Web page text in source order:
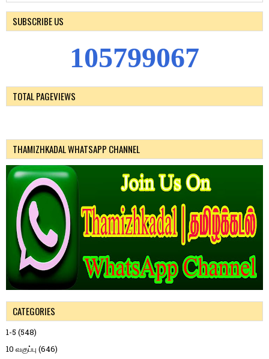
SUBSCRIBE US
105799067
TOTAL PAGEVIEWS
THAMIZHKADAL WHATSAPP CHANNEL
CATEGORIES
1-5 (548)
10 வகுப்பு (646)